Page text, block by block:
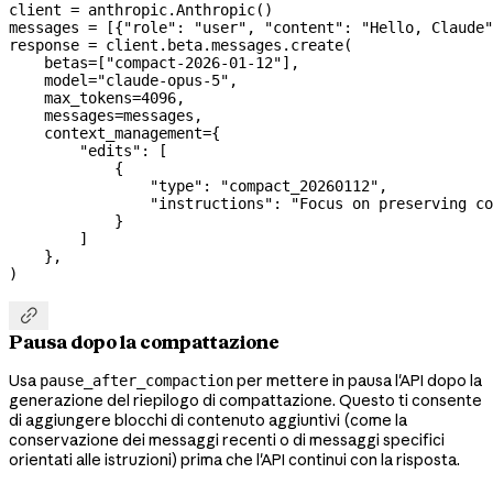
client = anthropic.Anthropic()
messages = [{"role" : "user" , "content" :
"Hello, Claude"
response = client.beta.messages.create(
    betas
= [ "compact-2026-01-12"],
    model
="claude-opus-5" ,
    max_tokens
=4096,
    messages
=messages,
    context_management
={
        "edits"
: [
            {
                "type"
: "compact_20260112" ,
                "instructions"
:
"Focus on preserving
            }
        ]
    },
)

Pausa dopo la compattazione
Usa pause_after_compactionper mettere in pausa l'API dopo la
generazione del riepilogo di compattazione. Questo ti consente
di aggiungere blocchi di contenuto aggiuntivi (come la
conservazione dei messaggi recenti o di messaggi specifici
orientati alle istruzioni) prima che l'API continui con la risposta.